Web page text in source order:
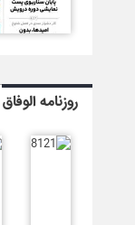
روزنامه الوفاق